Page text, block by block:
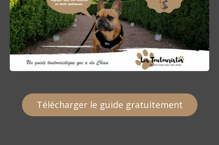
Télécharger le guide gratuitement